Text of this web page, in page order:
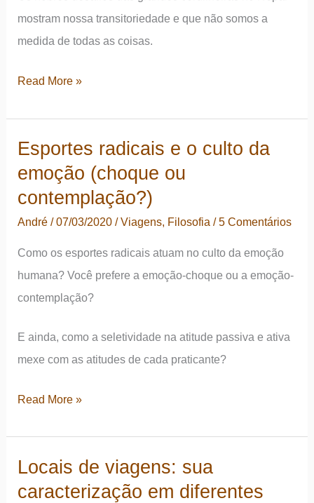
mostram nossa transitoriedade e que não somos a
medida de todas as coisas.
Os
e
a
nossa
transitoriedade
mundo
Read More »
Esportes radicais e o culto da
emoção (choque ou
contemplação?)
André/07/03/2020/Viagens, Filosofia /5 Comentários
Como os esportes radicais atuam no culto da emoção
humana? Você prefere a emoção-choque ou a emoção-
contemplação?
E ainda, como a seletividade na atitude passiva e ativa
mexe com as atitudes de cada praticante?
Esportes
culto
Read More »
Locais de viagens: sua
caracterização em diferentes